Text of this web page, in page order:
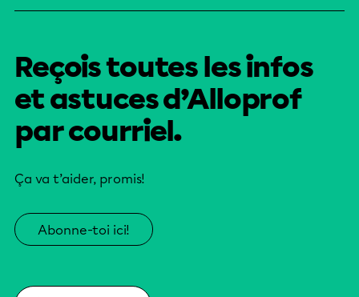
Reçois toutes les infos
et astuces d’Alloprof
par courriel.
Ça va t’aider, promis!
Abonne-toi ici!